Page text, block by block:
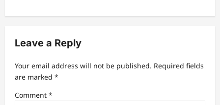
i
g
a
Leave a Reply
Your email address will not be published. Required fields
are marked *
Comment *